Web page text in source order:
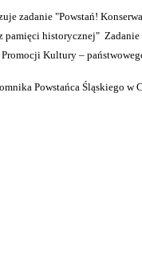
zadanie "Powstań!
pamięci historycznej"
Kultury –
Powstańca Śląskiego w